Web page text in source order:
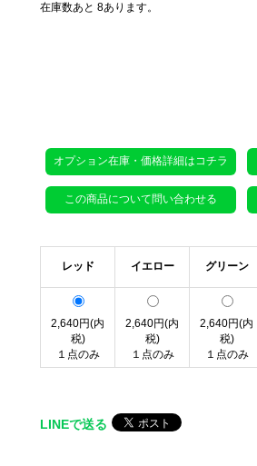
在庫数あと 8あります。
オプション在庫・価格詳細はコチラ
この商品について問い合わせる
レッド イエロー グリーン
2,640円(内
税)
１点のみ
2,640円(内
税)
１点のみ
2,640円(内
税)
１点のみ
LINEで送る